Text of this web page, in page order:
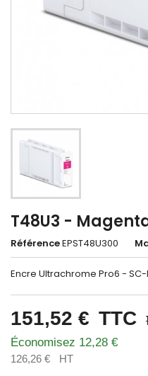
T48U3 -
RéférenceEPST48U300
Encre Ultrachrome Pro6 - SC-
151,52 € TTC
Économisez 12,28 €
126,26 € HT